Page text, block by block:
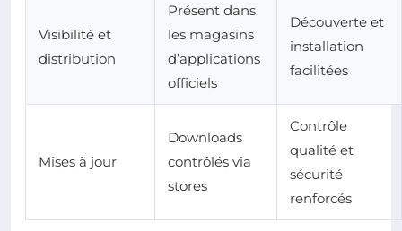
Visibilité et
distribution
Présent dans
les magasins
d’applications
officiels
Découverte et
installation
facilitées
Mises à jour
Downloads
contrôlés via
stores
Contrôle
qualité et
sécurité
renforcés